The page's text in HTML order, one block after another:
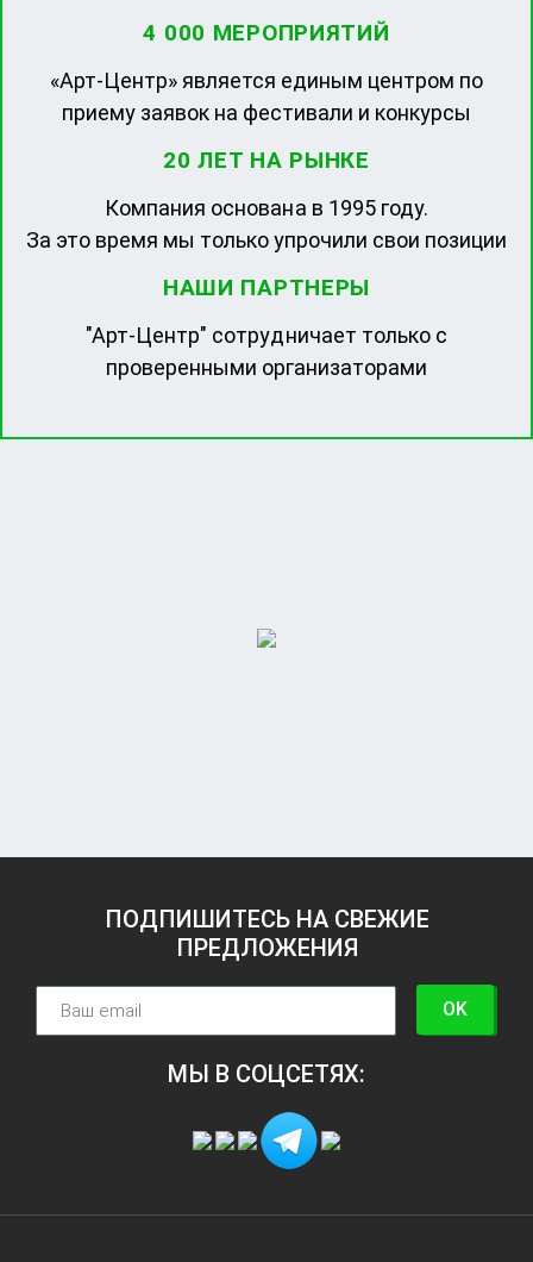
4 000 МЕРОПРИЯТИЙ
«Арт-Центр» является единым центром по
приему заявок на фестивали и конкурсы
20 ЛЕТ НА РЫНКЕ
Компания основана в 1995 году.
За это время мы только упрочили свои позиции
НАШИ ПАРТНЕРЫ
"Арт-Центр" сотрудничает только с
проверенными организаторами
ПОДПИШИТЕСЬ НА СВЕЖИЕ
ПРЕДЛОЖЕНИЯ
OK
МЫ В СОЦСЕТЯХ: